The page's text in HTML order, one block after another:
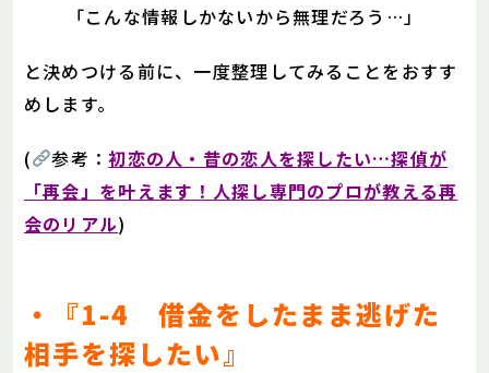
「こんな情報しかないから無理だろう…」
と決めつける前に、一度整理してみることをおすす
めします。
( 参考：初恋の人・昔の恋人を探したい…探偵が
「再会」を叶えます！人探し専門のプロが教える再
会のリアル)
・『1-4 借金をしたまま逃げた
相手を探したい』